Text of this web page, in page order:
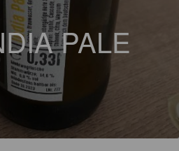
PALE